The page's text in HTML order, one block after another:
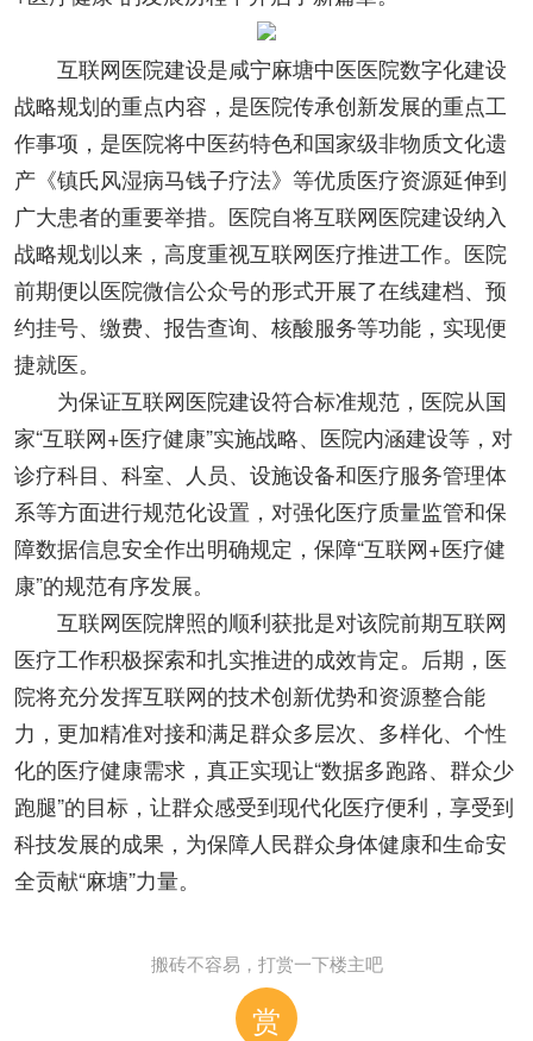
互联网医院建设是咸宁麻塘中医医院数字化建设
战略规划的重点内容，是医院传承创新发展的重点工
作事项，是医院将中医药特色和国家级非物质文化遗
产《镇氏风湿病马钱子疗法》等优质医疗资源延伸到
广大患者的重要举措。医院自将互联网医院建设纳入
战略规划以来，高度重视互联网医疗推进工作。医院
前期便以医院微信公众号的形式开展了在线建档、预
约挂号、缴费、报告查询、核酸服务等功能，实现便
捷就医。
为保证互联网医院建设符合标准规范，医院从国
家“互联网+医疗健康”实施战略、医院内涵建设等，对
诊疗科目、科室、人员、设施设备和医疗服务管理体
系等方面进行规范化设置，对强化医疗质量监管和保
障数据信息安全作出明确规定，保障“互联网+医疗健
康”的规范有序发展。
互联网医院牌照的顺利获批是对该院前期互联网
医疗工作积极探索和扎实推进的成效肯定。后期，医
院将充分发挥互联网的技术创新优势和资源整合能
力，更加精准对接和满足群众多层次、多样化、个性
化的医疗健康需求，真正实现让“数据多跑路、群众少
跑腿”的目标，让群众感受到现代化医疗便利，享受到
科技发展的成果，为保障人民群众身体健康和生命安
全贡献“麻塘”力量。
搬砖不容易，打赏一下楼主吧
赏